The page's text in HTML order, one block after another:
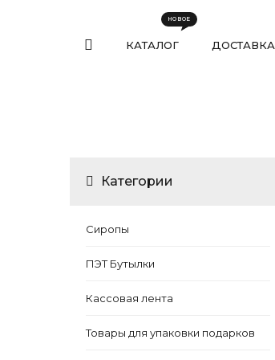
КАТАЛОГ ДОСТАВКА
Категории
Сиропы
ПЭТ Бутылки
Кассовая лента
Товары для упаковки подарков